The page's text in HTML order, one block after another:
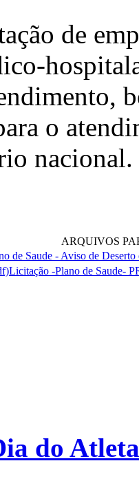
de
o
nacional.
ARQUIVOS
Licitação -Plano de Saude-
do